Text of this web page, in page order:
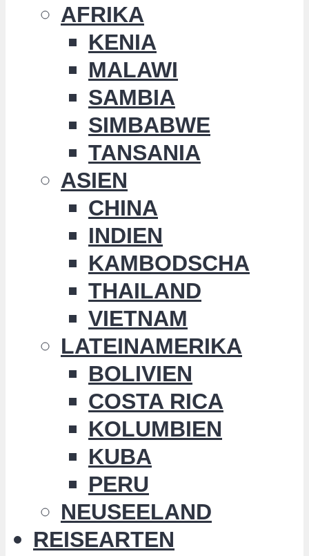
AFRIKA
KENIA
MALAWI
SAMBIA
SIMBABWE
TANSANIA
ASIEN
CHINA
INDIEN
KAMBODSCHA
THAILAND
VIETNAM
LATEINAMERIKA
BOLIVIEN
COSTA RICA
KOLUMBIEN
KUBA
PERU
NEUSEELAND
REISEARTEN